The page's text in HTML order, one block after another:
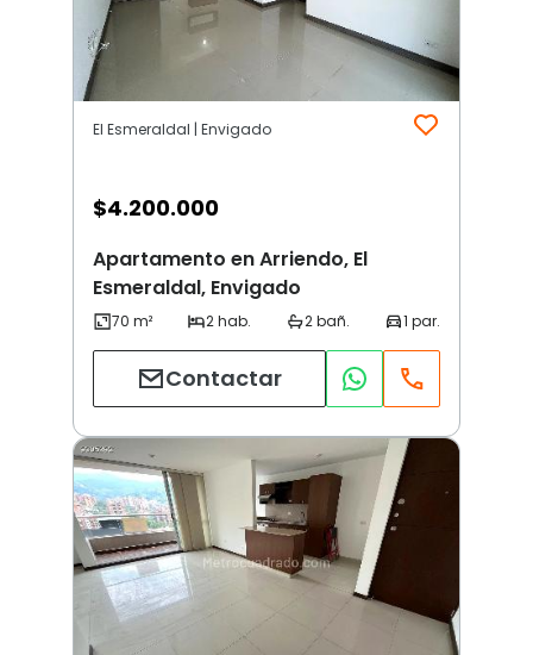
El Esmeraldal | Envigado
$4.200.000
Apartamento en Arriendo, El
Esmeraldal, Envigado
Contactar